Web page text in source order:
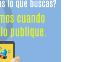
VER MÁS